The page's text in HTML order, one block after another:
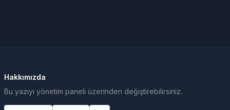
Hakkımızda
Bu yazıyı yönetim paneli üzerinden değiştirebilirsiniz.